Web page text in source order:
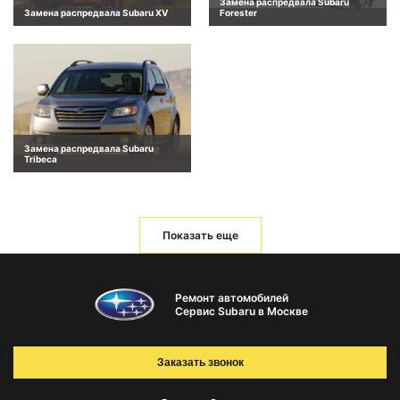
Замена распредвала Subaru XV
Forester
Замена распредвала Subaru
Tribeca
Показать еще
Ремонт автомобилей
Сервис Subaru в Москве
Заказать звонок